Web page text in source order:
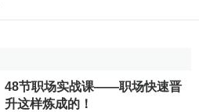
2100问.冶金工业出版社,1993
48节职场实战课——职场快速晋
升这样炼成的！